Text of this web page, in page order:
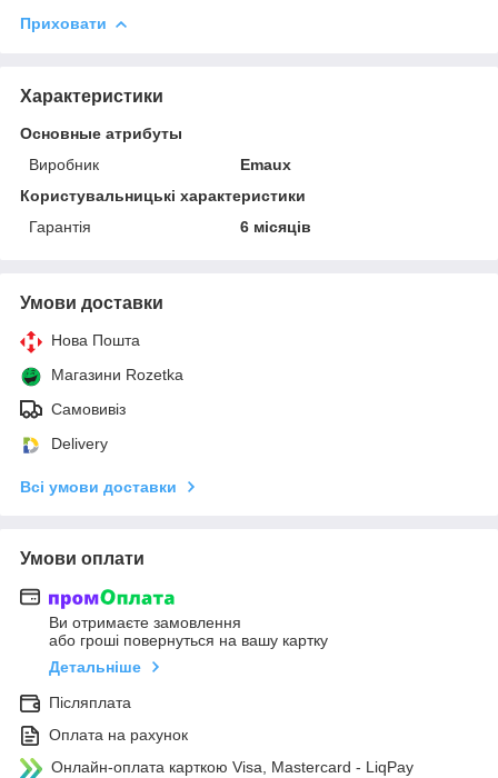
Приховати
Характеристики
Основные атрибуты
Виробник
Emaux
Користувальницькі характеристики
Гарантія
6 місяців
Умови доставки
Нова Пошта
Магазини Rozetka
Самовивіз
Delivery
Всі умови доставки
Умови оплати
Ви отримаєте замовлення
або гроші повернуться на вашу картку
Детальніше
Післяплата
Оплата на рахунок
Онлайн-оплата карткою Visa, Mastercard - LiqPay